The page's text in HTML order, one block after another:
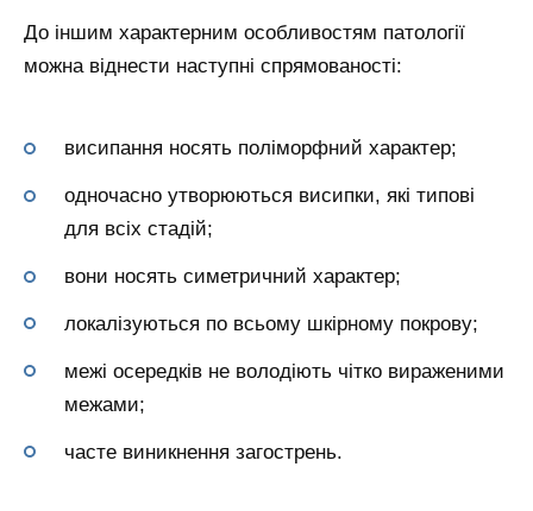
До іншим характерним особливостям патології
можна віднести наступні спрямованості:
висипання носять поліморфний характер;
одночасно утворюються висипки, які типові
для всіх стадій;
вони носять симетричний характер;
локалізуються по всьому шкірному покрову;
межі осередків не володіють чітко вираженими
межами;
часте виникнення загострень.